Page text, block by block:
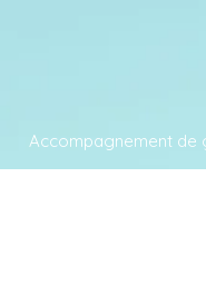
Accompagnement de